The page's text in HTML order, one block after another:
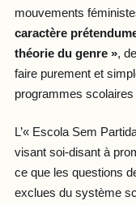
mouvements
caractère
théorie du genre »,
faire purement et
programmes
L’« Escola Sem
visant soi-disant à
ce que les questions
exclues du système